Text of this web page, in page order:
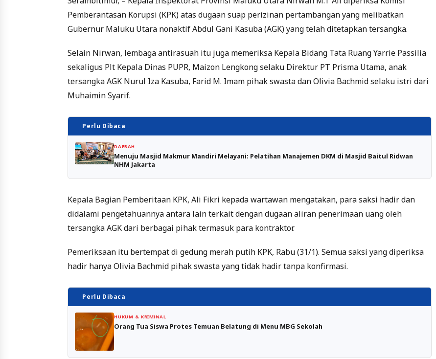
Pemberantasan Korupsi (KPK) atas dugaan suap perizinan pertambangan yang melibatkan
Gubernur Maluku Utara nonaktif Abdul Gani Kasuba (AGK) yang telah ditetapkan tersangka.
Selain Nirwan, lembaga antirasuah itu juga memeriksa Kepala Bidang Tata Ruang Yarrie Passilia
sekaligus Plt Kepala Dinas PUPR, Maizon Lengkong selaku Direktur PT Prisma Utama, anak
tersangka AGK Nurul Iza Kasuba, Farid M. Imam pihak swasta dan Olivia Bachmid selaku istri dari
Muhaimin Syarif.
Perlu Dibaca
DAERAH
Menuju Masjid Makmur Mandiri Melayani: Pelatihan Manajemen DKM di Masjid Baitul Ridwan
NHM Jakarta
Kepala Bagian Pemberitaan KPK, Ali Fikri kepada wartawan mengatakan, para saksi hadir dan
didalami pengetahuannya antara lain terkait dengan dugaan aliran penerimaan uang oleh
tersangka AGK dari berbagai pihak termasuk para kontraktor.
Pemeriksaan itu bertempat di gedung merah putih KPK, Rabu (31/1). Semua saksi yang diperiksa
hadir hanya Olivia Bachmid pihak swasta yang tidak hadir tanpa konfirmasi.
Perlu Dibaca
HUKUM & KRIMINAL
Orang Tua Siswa Protes Temuan Belatung di Menu MBG Sekolah